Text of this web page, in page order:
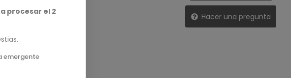
Hacer una pregunta
procesar el 2
emergente